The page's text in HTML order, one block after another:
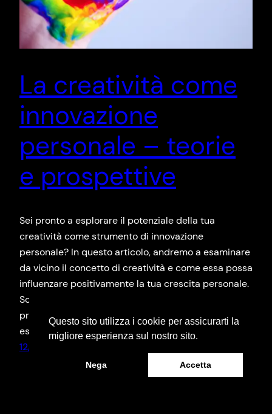
La creatività come
innovazione
personale – teorie
e prospettive
Sei pronto a esplorare il potenziale della tua
creatività come strumento di innovazione
personale? In questo articolo, andremo a esaminare
da vicino il concetto di creatività e come essa possa
influenzare positivamente la tua crescita personale.
Scoprirai le teorie più rilevanti sul tema e le
prospettive che si aprono quando ti permetti di
esplorare il…
12/07/2024
Questo sito utilizza i cookie per assicurarti la
migliore esperienza sul nostro sito.
Nega Accetta